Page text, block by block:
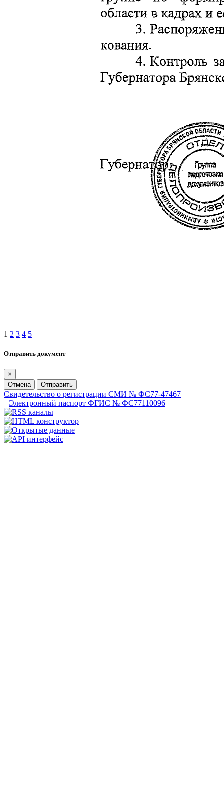
1 2 3 4 5
Отправить документ
×
Отмена
Отправить
Свидетельство о регистрации СМИ № ФС77-47467
Электронный паспорт ФГИС № ФС77110096